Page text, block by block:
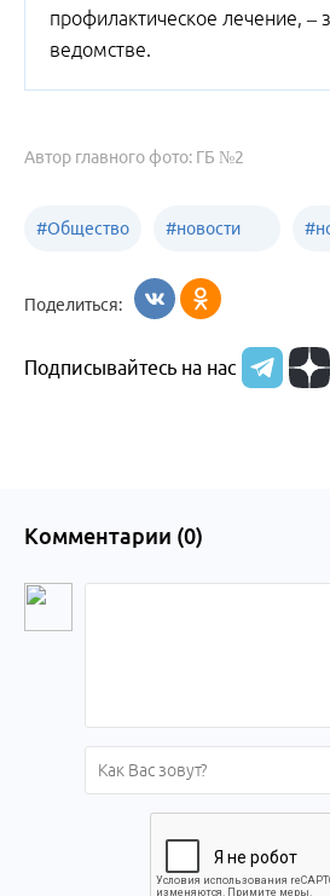
профилактическое лечение, –
ведомстве.
Автор главного фото: ГБ №2
#Общество #новости
образования
#
Поделиться:
Подписывайтесь на нас
Комментарии (0)